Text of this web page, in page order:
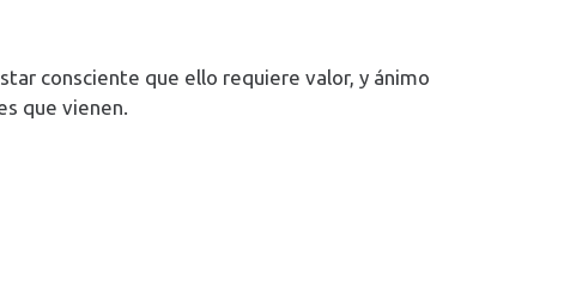
consciente que ello requiere valor, y ánimo
que vienen.